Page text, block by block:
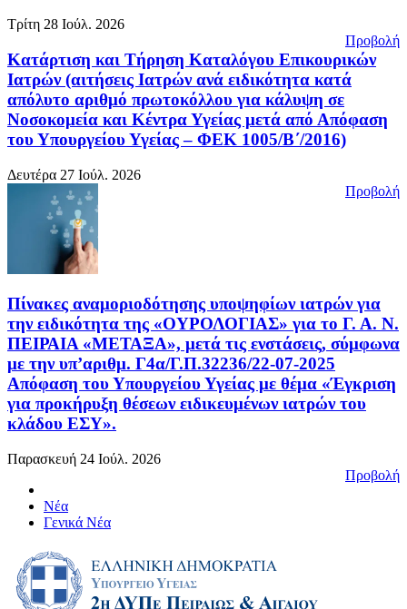
Τρίτη 28 Ιούλ. 2026
Προβολή
Κατάρτιση και Τήρηση Καταλόγου Επικουρικών
Ιατρών (αιτήσεις Ιατρών ανά ειδικότητα κατά
απόλυτο αριθμό πρωτοκόλλου για κάλυψη σε
Νοσοκομεία και Κέντρα Υγείας μετά από Απόφαση
του Υπουργείου Υγείας – ΦΕΚ 1005/Β΄/2016)
Δευτέρα 27 Ιούλ. 2026
Προβολή
Πίνακες αναμοριοδότησης υποψηφίων ιατρών για
την ειδικότητα της «ΟΥΡΟΛΟΓΙΑΣ» για το Γ. Α. Ν.
ΠΕΙΡΑΙΑ «ΜΕΤΑΞΑ», μετά τις ενστάσεις, σύμφωνα
με την υπ’αριθμ. Γ4α/Γ.Π.32236/22-07-2025
Απόφαση του Υπουργείου Υγείας με θέμα «Έγκριση
για προκήρυξη θέσεων ειδικευμένων ιατρών του
κλάδου ΕΣΥ».
Παρασκευή 24 Ιούλ. 2026
Προβολή
Νέα
Γενικά Νέα